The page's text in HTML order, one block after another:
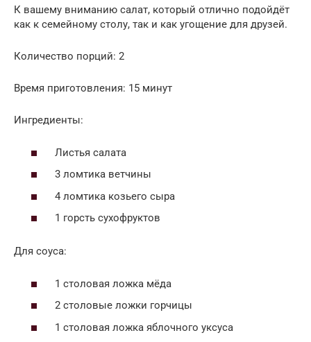
К вашему вниманию салат, который отлично подойдёт
как к семейному столу, так и как угощение для друзей.
Количество порций: 2
Время приготовления: 15 минут
Ингредиенты:
Листья салата
3 ломтика ветчины
4 ломтика козьего сыра
1 горсть сухофруктов
Для соуса:
1 столовая ложка мёда
2 столовые ложки горчицы
1 столовая ложка яблочного уксуса